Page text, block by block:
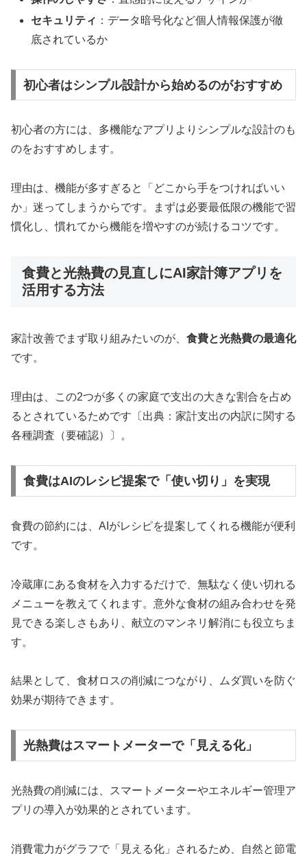
セキュリティ ：データ暗号化など個人情報保護が徹
底されているか
初心者はシンプル設計から始めるのがおすすめ
初心者の方には、多機能なアプリよりシンプルな設計のも
のをおすすめします。
理由は、機能が多すぎると「どこから手をつければいい
か」迷ってしまうからです。まずは必要最低限の機能で習
慣化し、慣れてから機能を増やすのが続けるコツです。
食費と光熱費の見直しにAI家計簿アプリを
活用する方法
家計改善でまず取り組みたいのが、 食費と光熱費の最適化
です。
理由は、この2つが多くの家庭で支出の大きな割合を占め
るとされているためです〔出典：家計支出の内訳に関する
各種調査（要確認）〕。
食費はAIのレシピ提案で「使い切り」を実現
食費の節約には、AIがレシピを提案してくれる機能が便利
です。
冷蔵庫にある食材を入力するだけで、無駄なく使い切れる
メニューを教えてくれます。意外な食材の組み合わせを発
見できる楽しさもあり、献立のマンネリ解消にも役立ちま
す。
結果として、食材ロスの削減につながり、ムダ買いを防ぐ
効果が期待できます。
光熱費はスマートメーターで「見える化」
光熱費の削減には、スマートメーターやエネルギー管理ア
プリの導入が効果的とされています。
消費電力がグラフで「見える化」されるため、自然と節電